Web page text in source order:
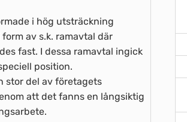
i hög utsträckning
av s.k. ramavtal där
fast. I dessa ramavtal ingick
position.
stor del av företagets
att det fanns en långsiktig